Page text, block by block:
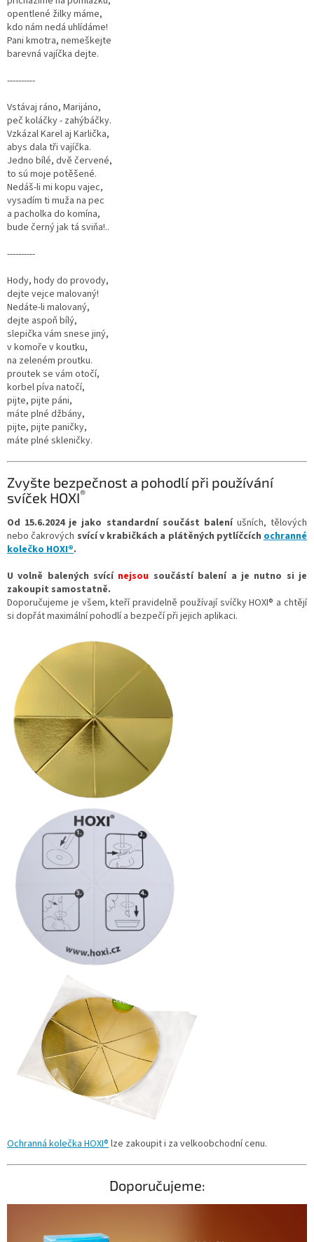
opentlené žilky máme,
kdo nám nedá uhlídáme!
Pani kmotra, nemeškejte
barevná vajíčka dejte.
----------
Vstávaj ráno, Marijáno,
peč koláčky - zahýbáčky.
Vzkázal Karel aj Karlička,
abys dala tři vajíčka.
Jedno bílé, dvě červené,
to sú moje potěšené.
Nedáš-li mi kopu vajec,
vysadím ti muža na pec
a pacholka do komína,
bude černý jak tá sviňa!..
----------
Hody, hody do provody,
dejte vejce malovaný!
Nedáte-li malovaný,
dejte aspoň bílý,
slepička vám snese jiný,
v komoře v koutku,
na zeleném proutku.
proutek se vám otočí,
korbel píva natočí,
pijte, pijte páni,
máte plné džbány,
pijte, pijte paničky,
máte plné skleničky.
Zvyšte bezpečnost a pohodlí při používání
svíček HOXI®
Od 15.6.2024 je jako standardní součást balení ušních, tělových
nebo čakrových svící v krabičkách a plátěných pytlíčcích ochranné
kolečkoHOXI®.
U volně balených svící nejsou součástí balení a je nutno si je
zakoupit samostatně.
Doporučujeme je všem, kteří pravidelně používají svíčky HOXI® a chtějí
si dopřát maximální pohodlí a bezpečí při jejich aplikaci.
Ochranná kolečkaHOXI®lze zakoupit i za velkoobchodní cenu.
Doporučujeme: